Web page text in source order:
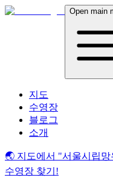
Open main
지도
수영장
블로그
소개
🌏 지도에서 "서울시립
수영장 찾기!